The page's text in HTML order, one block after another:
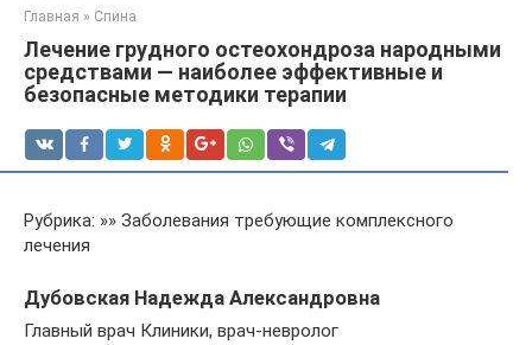
Главная » Спина
Лечение грудного остеохондроза народными
средствами — наиболее эффективные и
безопасные методики терапии
Рубрика: »» Заболевания требующие комплексного
лечения
Дубовская Надежда Александровна
Главный врач Клиники, врач-невролог